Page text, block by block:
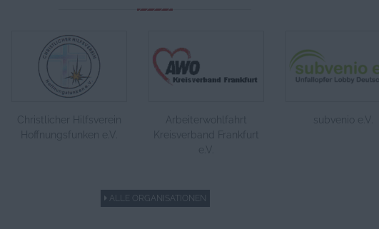
Hoffnungsfunken e.V.
Arbeiterwohlfahrt
Kreisverband Frankfurt
subvenio e.V.
ALLE ORGANISATIONEN